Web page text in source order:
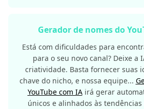
Gerador de nomes do
Está com dificuldades para
para o seu novo canal? Deixe a
criatividade. Basta fornecer suas
chave do nicho, e nossa equipe...
YouTube com IAirá gerar
únicos e alinhados às tendências